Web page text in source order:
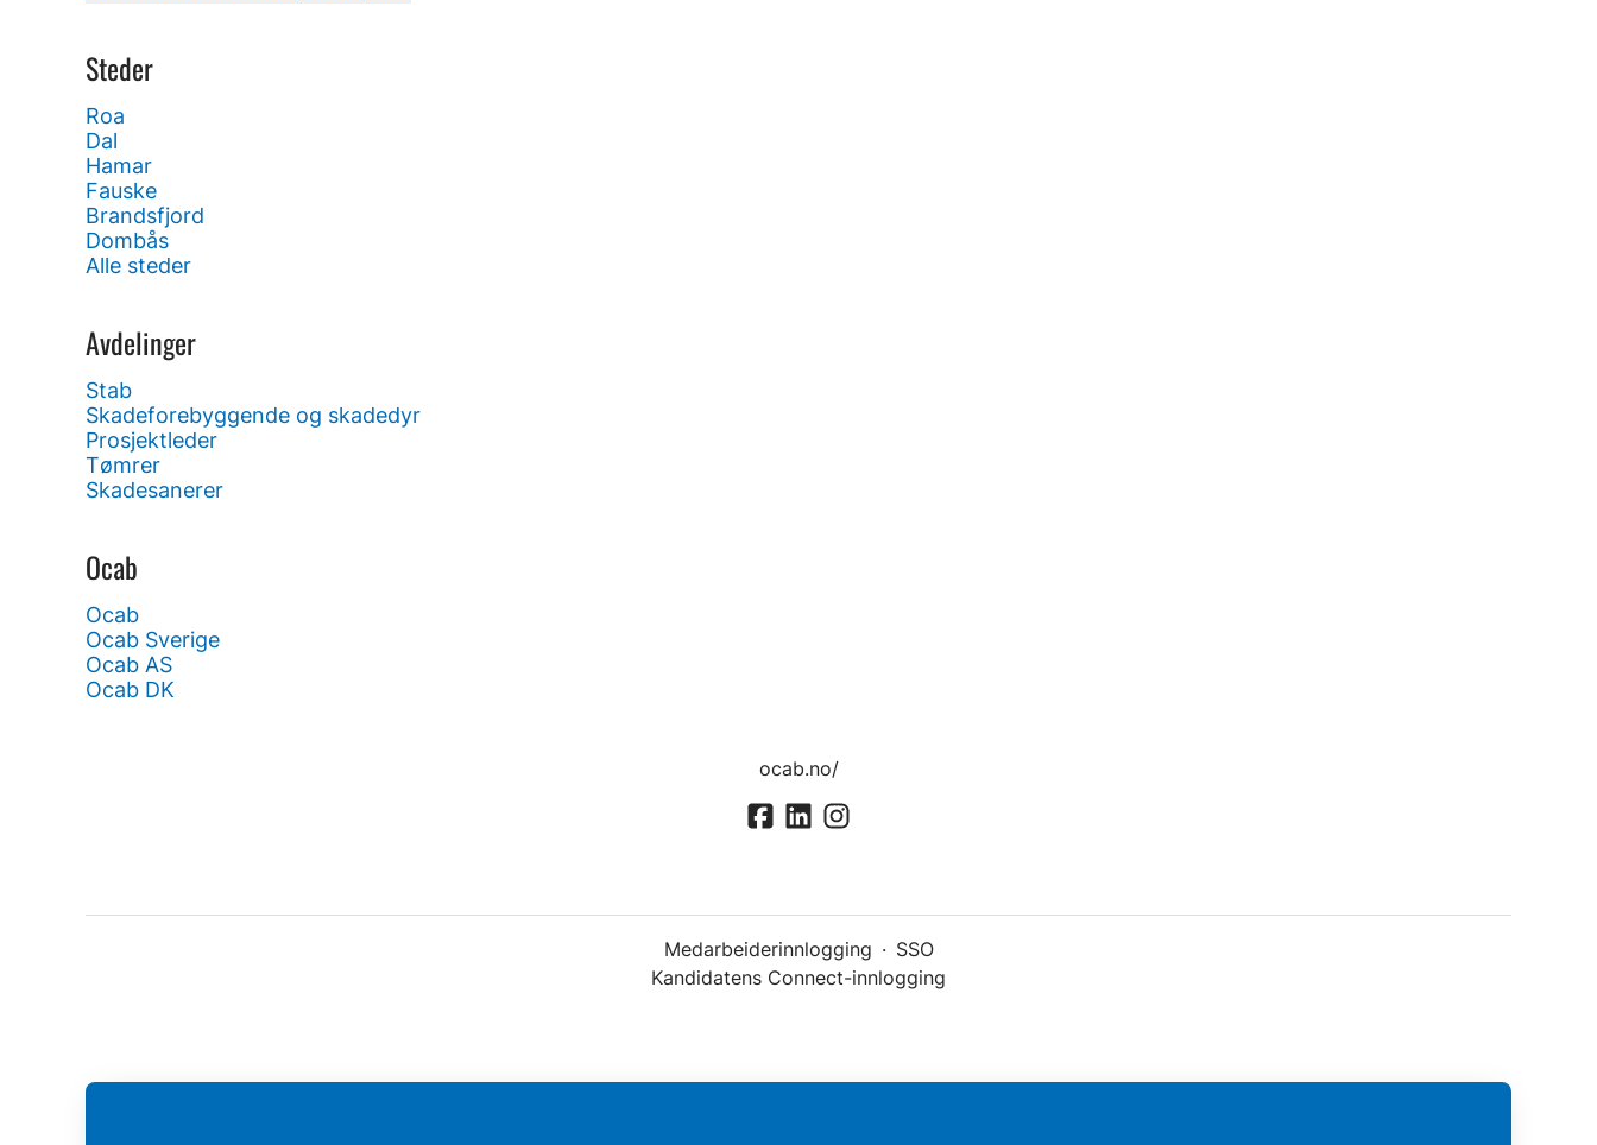
Steder
Roa
Dal
Hamar
Fauske
Brandsfjord
Dombås
Alle steder
Avdelinger
Stab
Skadeforebyggende og skadedyr
Prosjektleder
Tømrer
Skadesanerer
Ocab
Ocab
Ocab Sverige
Ocab AS
Ocab DK
ocab.no/
Medarbeiderinnlogging · SSO
Kandidatens Connect-innlogging